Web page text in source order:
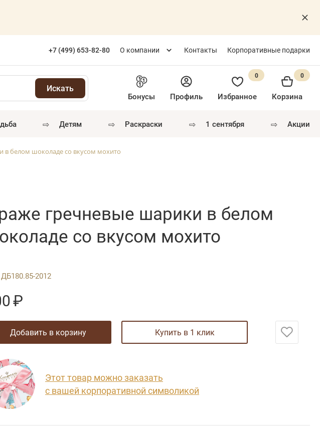
+7 (499) 653-82-80 О компании Контакты Корпоративные подарки
Бонусы Профиль Избранное
0
Корзина
0
⇨ детям ⇨ раскраски ⇨ 1 сентября ⇨ акции
белом шоколаде со вкусом мохито
гречневые шарики в белом
со вкусом мохито
ДБ180.85-2012
₽
добавить в корзину купить в 1 клик
Этот товар можно заказать
с вашей корпоративной символикой